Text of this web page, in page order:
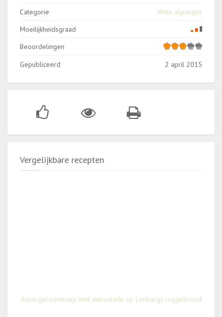
Categorie
Witte asperges
Moeilijkheidsgraad
Beoordelingen
Gepubliceerd
2 april 2015
Vergelijkbare recepten
Aspergeroomsoep met eiersalade op Limburgs roggebrood